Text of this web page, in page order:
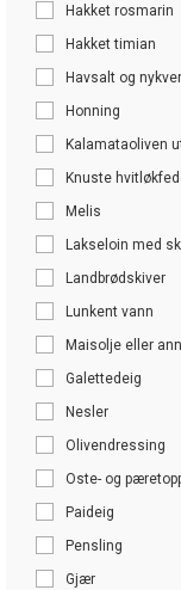
Hakket rosmarin
Hakket timian
Havsalt og
Honning
Kalamataoliven
Knuste
Melis
Lakseloin med
Landbrødskiver
Lunkent vann
Maisolje eller
Galettedeig
Nesler
Olivendressing
Oste- og
Paideig
Pensling
Gjær